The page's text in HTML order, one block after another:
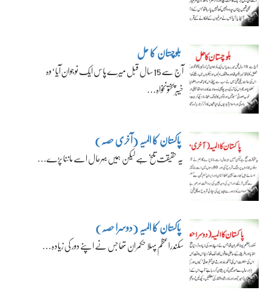
بلوچستان کا حل
آج سے 15 سال قبل میرے پاس ایک نوجوان آیا‘ وہ
خیبرپختونخواہ…
پاکستان کا المیہ (آخری حصہ)
یہ حقیقت تلخ ہے لیکن ہمیں بہرحال اسے ماننا پڑے…
پاکستان کا المیہ (دوسرا حصہ)
سکندراعظم پہلا حکمران تھا جس نے اپنے دور کی زیادہ…